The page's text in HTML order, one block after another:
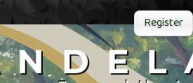
Register